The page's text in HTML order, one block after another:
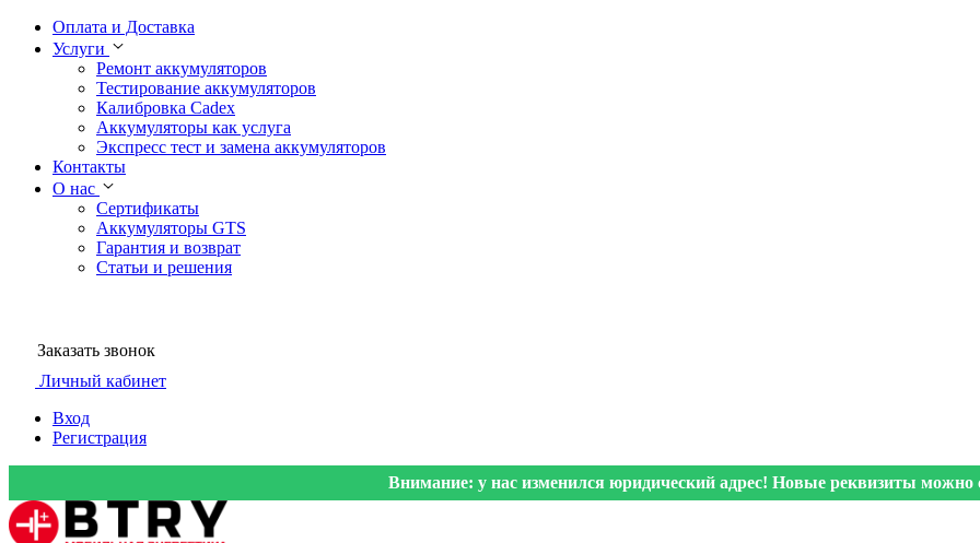
Оплата и Доставка
Услуги
Ремонт аккумуляторов
Тестирование аккумуляторов
Калибровка Cadex
Аккумуляторы как услуга
Экспресс тест и замена аккумуляторов
Контакты
О нас
Сертификаты
Аккумуляторы GTS
Гарантия и возврат
Статьи и решения
Заказать звонок
Личный кабинет
Вход
Регистрация
Внимание: у нас изменился юридический адрес! Новые реквизиты можно